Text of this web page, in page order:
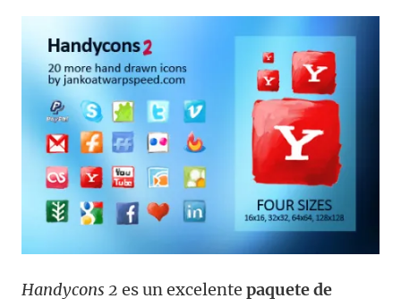
Handycons 2 es un excelente paquete de